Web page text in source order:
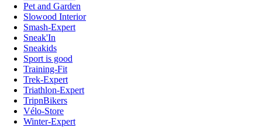
Pet and Garden
Slowood Interior
Smash-Expert
Sneak'In
Sneakids
Sport is good
Training-Fit
Trek-Expert
Triathlon-Expert
TripnBikers
Vélo-Store
Winter-Expert